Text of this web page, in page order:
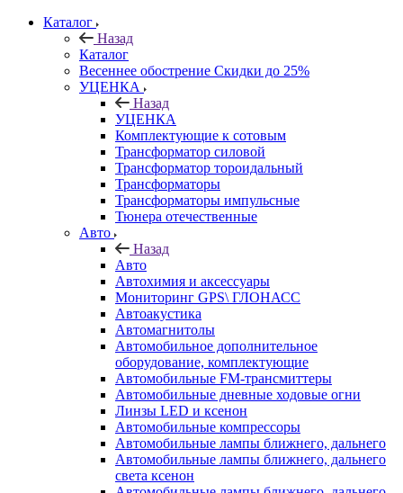
Каталог
Назад
Каталог
Весеннее обострение Скидки до 25%
УЦЕНКА
Назад
УЦЕНКА
Комплектующие к сотовым
Трансформатор силовой
Трансформатор тороидальный
Трансформаторы
Трансформаторы импульсные
Тюнера отечественные
Авто
Назад
Авто
Автохимия и аксессуары
Мониторинг GPS\ ГЛОНАСС
Автоакустика
Автомагнитолы
Автомобильное дополнительное
оборудование, комплектующие
Автомобильные FM-трансмиттеры
Автомобильные дневные ходовые огни
Линзы LED и ксенон
Автомобильные компрессоры
Автомобильные лампы ближнего, дальнего
Автомобильные лампы ближнего, дальнего
света ксенон